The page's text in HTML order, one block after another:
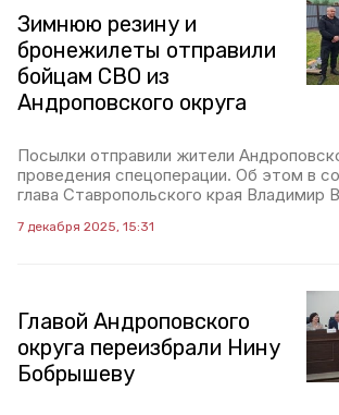
Зимнюю резину и
бронежилеты отправили
бойцам СВО из
Андроповского округа
Посылки отправили жители
проведения спецоперации. Об этом в
глава Ставропольского края Владимир
7 декабря 2025, 15:31
Главой Андроповского
округа переизбрали Нину
Бобрышеву